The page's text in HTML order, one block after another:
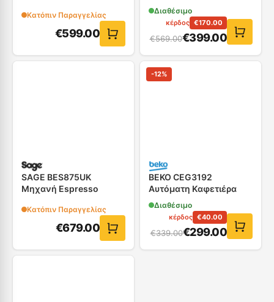
Κατόπιν Παραγγελίας
€599.00
Espresso
Διαθέσιμο
κέρδος €170.00
€569.00€399.00
SAGE BES875UK
Μηχανή Espresso
Κατόπιν Παραγγελίας
€679.00
-12%
BEKO CEG3192
Aυτόματη Kαφετιέρα
Διαθέσιμο
κέρδος €40.00
€339.00€299.00